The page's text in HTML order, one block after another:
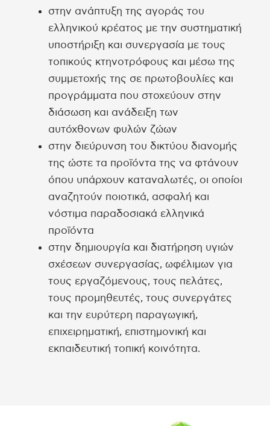
στην ανάπτυξη της αγοράς του
ελληνικού κρέατος με την συστηματική
υποστήριξη και συνεργασία με τους
τοπικούς κτηνοτρόφους και μέσω της
συμμετοχής της σε πρωτοβουλίες και
προγράμματα που στοχεύουν στην
διάσωση και ανάδειξη των
αυτόχθονων φυλών ζώων
στην διεύρυνση του δικτύου διανομής
της ώστε τα προϊόντα της να φτάνουν
όπου υπάρχουν καταναλωτές, οι οποίοι
αναζητούν ποιοτικά, ασφαλή και
νόστιμα παραδοσιακά ελληνικά
προϊόντα
στην δημιουργία και διατήρηση υγιών
σχέσεων συνεργασίας, ωφέλιμων για
τους εργαζόμενους, τους πελάτες,
τους προμηθευτές, τους συνεργάτες
και την ευρύτερη παραγωγική,
επιχειρηματική, επιστημονική και
εκπαιδευτική τοπική κοινότητα.